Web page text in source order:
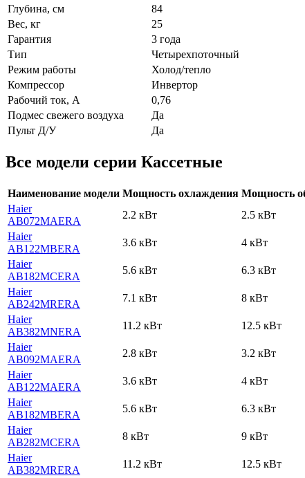
Глубина, см
84
Вес, кг
25
Гарантия
3 года
Тип
Четырехпоточный
Режим работы
Холод/тепло
Компрессор
Инвертор
Рабочий ток, А
0,76
Подмес свежего воздуха
Да
Пульт Д/У
Да
Все модели серии Кассетные
Наименование модели Мощность охлаждения Мощность
Haier
AB072MAERA
2.2 кВт 2.5 кВт
Haier
AB122MBERA
3.6 кВт 4 кВт
Haier
AB182MCERA
5.6 кВт 6.3 кВт
Haier
AB242MRERA
7.1 кВт 8 кВт
Haier
AB382MNERA
11.2 кВт 12.5 кВт
Haier
AB092MAERA
2.8 кВт 3.2 кВт
Haier
AB122MAERA
3.6 кВт 4 кВт
Haier
AB182MBERA
5.6 кВт 6.3 кВт
Haier
AB282MCERA
8 кВт 9 кВт
Haier
AB382MRERA
11.2 кВт 12.5 кВт